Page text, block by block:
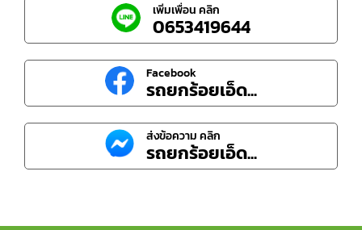
เพิ่มเพื่อน คลิก
0653419644
Facebook
รถยกร้อยเอ็ด...
ส่งข้อความ คลิก
รถยกร้อยเอ็ด...